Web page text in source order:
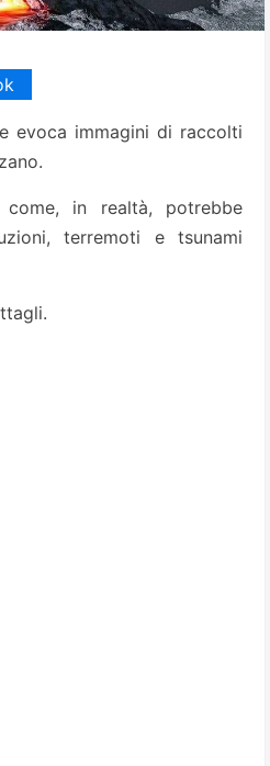
evoca immagini di raccolti
in realtà, potrebbe
terremoti e tsunami